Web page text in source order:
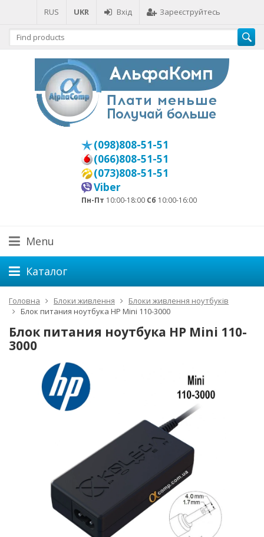
RUS UKR Вхід Зареєструйтесь
(098)808-51-51
(066)808-51-51
(073)808-51-51
Viber
Пн-Пт 10:00-18:00 Сб 10:00-16:00
Menu
Каталог
Головна Блоки живлення
Блоки живлення ноутбуків
Блок питания ноутбука HP Mini 110-3000
Блок питания ноутбука HP Mini 110-
3000